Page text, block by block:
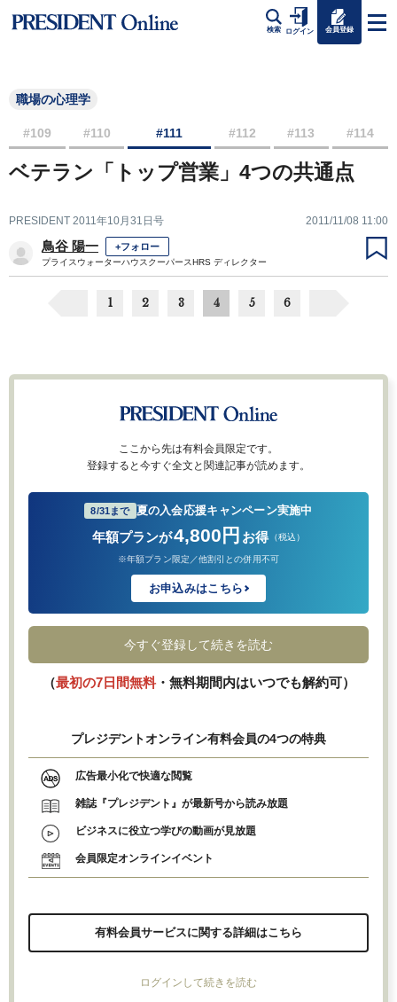
検索 ログイン 会員登録
職場の心理学
#109 #110 #111 #112 #113 #114
ベテラン「トップ営業」4つの共通点
PRESIDENT 2011年10月31日号 2011/11/08 11:00
鳥谷 陽一 +フォロー
プライスウォーターハウスクーパースHRS ディレクター
1 2 3 4 5 6
ここから先は有料会員限定です。
登録すると今すぐ全文と関連記事が読めます。
8/31まで 夏の入会応援キャンペーン実施中
年額プランが4,800円 お得 （税込）
※年額プラン限定／他割引との併用不可
お申込みはこちら
今すぐ登録して続きを読む
（最初の7日間無料・無料期間内はいつでも解約可）
プレジデントオンライン有料会員の4つの特典
広告最小化で快適な閲覧
雑誌『プレジデント』が最新号から読み放題
ビジネスに役立つ学びの動画が見放題
会員限定オンラインイベント
有料会員サービスに関する詳細はこちら
ログインして続きを読む